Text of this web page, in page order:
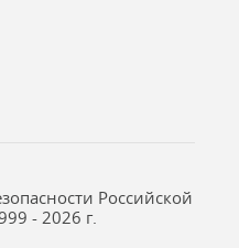
Российской
- 2026 г.